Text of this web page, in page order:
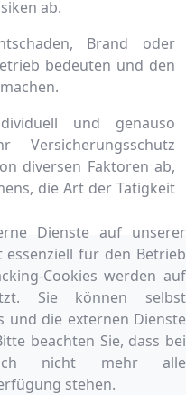
ab.
Brand oder
bedeuten und den
und genauso
diversen Faktoren ab,
die Art der Tätigkeit
Dienste auf unserer
essenziell für den Betrieb
Cookies werden auf
Sie können selbst
und die externen Dienste
beachten Sie, dass bei
nicht mehr alle
stehen.